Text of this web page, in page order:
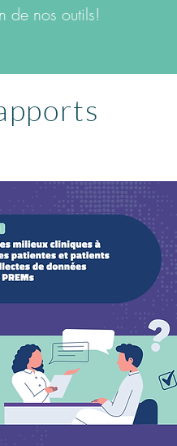
de nos outils!